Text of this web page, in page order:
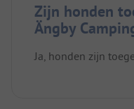
Zijn honden
Ängby
Ja, honden zijn